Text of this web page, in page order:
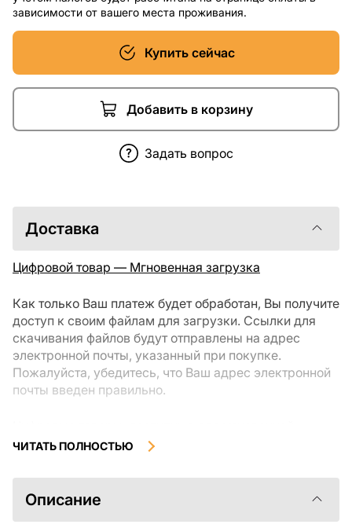
зависимости от вашего места проживания.
Купить сейчас
Добавить в корзину
Задать вопрос
Доставка
Цифровой товар — Мгновенная загрузка
Как только Ваш платеж будет обработан, Вы получите
доступ к своим файлам для загрузки. Ссылки для
скачивания файлов будут отправлены на адрес
электронной почты, указанный при покупке.
Пожалуйста, убедитесь, что Ваш адрес электронной
почты введен правильно.
загрузки, не подлежат возврату или обмену после их
ознакомиться с описанием товара и задать все
интересующие Вас вопросы перед покупкой. Если у
ЧИТАТЬ ПОЛНОСТЬЮ
Описание